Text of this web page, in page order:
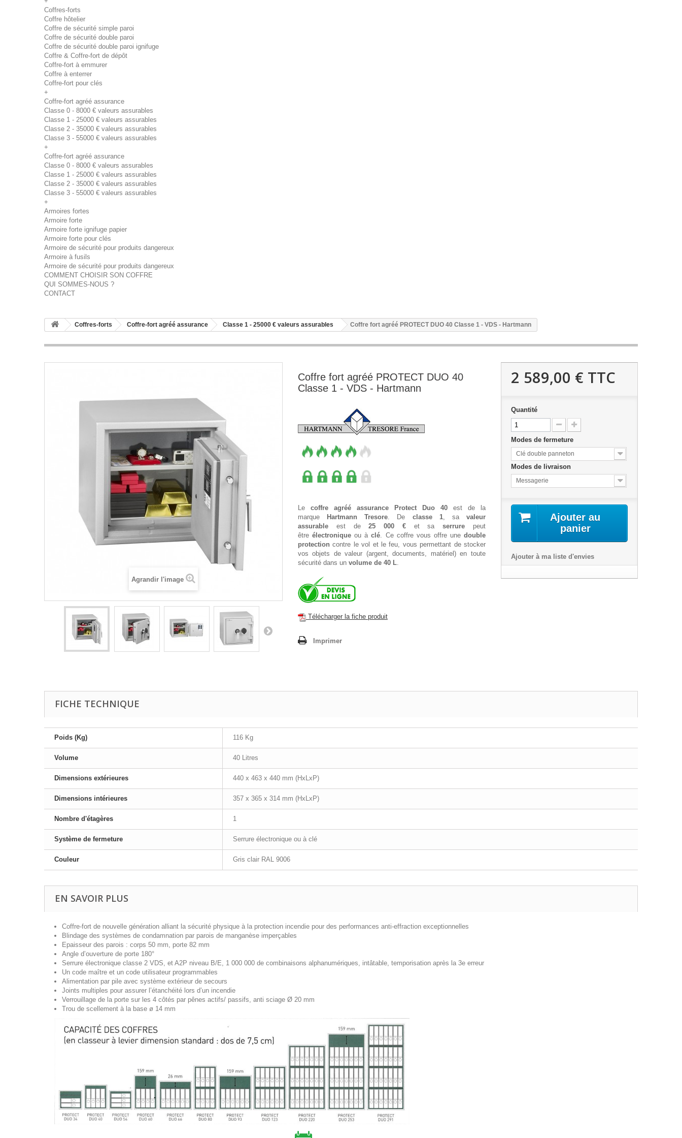
Coffres-forts
Coffre hôtelier
Coffre de sécurité simple paroi
Coffre de sécurité double paroi
Coffre de sécurité double paroi ignifuge
Coffre & Coffre-fort de dépôt
Coffre-fort à emmurer
Coffre à enterrer
Coffre-fort pour clés
+
Coffre-fort agréé assurance
Classe 0 - 8000 € valeurs assurables
Classe 1 - 25000 € valeurs assurables
Classe 2 - 35000 € valeurs assurables
Classe 3 - 55000 € valeurs assurables
+
Coffre-fort agréé assurance
Classe 0 - 8000 € valeurs assurables
Classe 1 - 25000 € valeurs assurables
Classe 2 - 35000 € valeurs assurables
Classe 3 - 55000 € valeurs assurables
+
Armoires fortes
Armoire forte
Armoire forte ignifuge papier
Armoire forte pour clés
Armoire de sécurité pour produits dangereux
Armoire à fusils
Armoire de sécurité pour produits dangereux
COMMENT CHOISIR SON COFFRE
QUI SOMMES-NOUS ?
CONTACT
Coffres-forts Coffre-fort agréé assurance Classe 1 - 25000 € valeurs assurables Coffre fort agréé PROTECT DUO 40 Classe 1 - VDS - Hartmann
Agrandir l'image
Coffre fort agréé PROTECT DUO 40
Classe 1 - VDS - Hartmann
Le coffre agréé assurance Protect Duo 40 est de la
marque
Hartmann Tresore. De classe 1, sa valeur
assurable est de25 000 €et saserrure peut
êtreélectronique ou àclé. Ce coffre vous offre une double
protection contre le vol et le feu, vous permettant de stocker
vos objets de valeur (argent, documents, matériel) en toute
sécurité dans un volume de 40 L.
Télécharger la fiche produit
Imprimer
2 589,00 € TTC
Quantité
Modes de fermeture
Clé double panneton
Modes de livraison
Messagerie
Ajouter au
panier
Ajouter à ma liste d'envies
FICHE TECHNIQUE
Poids (Kg) 116 Kg
Volume 40 Litres
Dimensions extérieures 440 x 463 x 440 mm (HxLxP)
Dimensions intérieures 357 x 365 x 314 mm (HxLxP)
Nombre d'étagères 1
Système de fermeture Serrure électronique ou à clé
Couleur Gris clair RAL 9006
EN SAVOIR PLUS
Coffre-fort de nouvelle génération alliant la sécurité physique à la protection incendie pour des performances anti-effraction exceptionnelles
Blindage des systèmes de condamnation par parois de manganèse imperçables
Epaisseur des parois : corps 50 mm, porte 82 mm
Angle d’ouverture de porte 180°
Serrure électronique classe 2 VDS, et A2P niveau B/E, 1 000 000 de combinaisons alphanumériques, intâtable, temporisation après la 3e erreur
Un code maître et un code utilisateur programmables
Alimentation par pile avec système extérieur de secours
Joints multiples pour assurer l’étanchéité lors d’un incendie
Verrouillage de la porte sur les 4 côtés par pênes actifs/ passifs, anti sciage Ø 20 mm
Trou de scellement à la base ø 14 mm